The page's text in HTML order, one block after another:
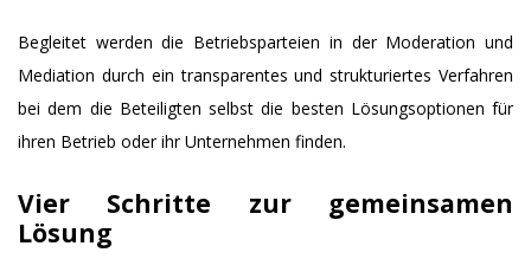
Begleitet werden die Betriebsparteien in der Moderation und
Mediation durch ein transparentes und strukturiertes Verfahren
bei dem die Beteiligten selbst die besten Lösungsoptionen für
ihren Betrieb oder ihr Unternehmen finden.
Vier Schritte zur gemeinsamen
Lösung